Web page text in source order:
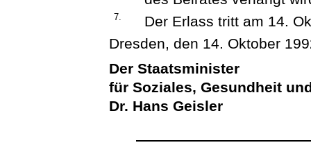
7.
Der Erlass tritt am 14.
Dresden, den 14. Oktober
Der Staatsminister
für Soziales, Gesundheit
Dr. Hans Geisler